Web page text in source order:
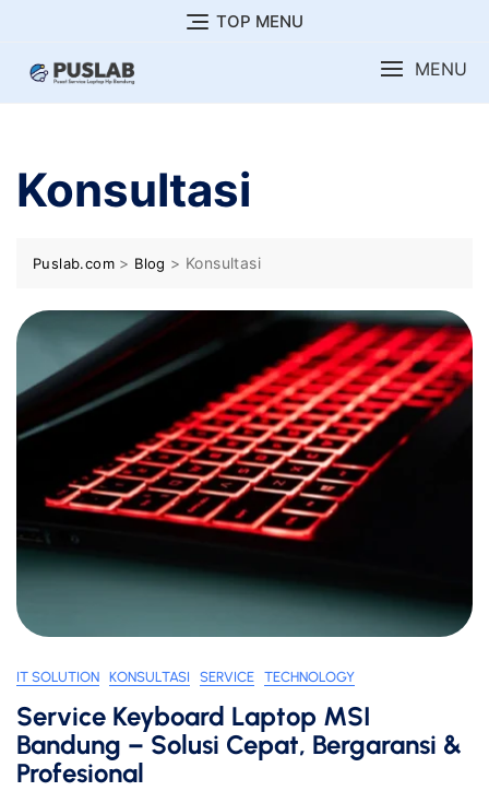
content
TOP MENU
MENU
Konsultasi
Puslab.com > Blog > Konsultasi
IT SOLUTION KONSULTASI SERVICE TECHNOLOGY
Service Keyboard Laptop MSI
Bandung – Solusi Cepat, Bergaransi &
Profesional